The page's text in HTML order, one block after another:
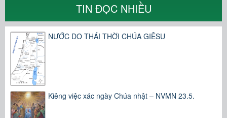
TIN ĐỌC NHIỀU
NƯỚC DO THÁI THỜI CHÚA GIÊSU
Kiêng việc xác ngày Chúa nhật – NVMN 23.5.